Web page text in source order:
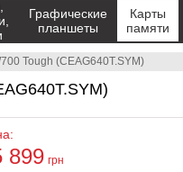
Tough (CEAG640T.SYM)
899 грн
Графические
планшеты
Карты
памяти